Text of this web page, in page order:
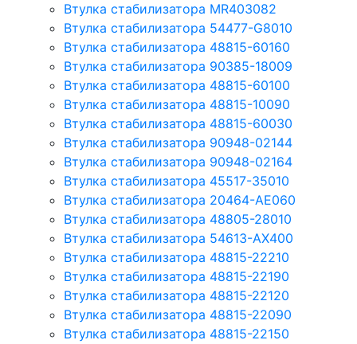
Втулка стабилизатора MR403082
Втулка стабилизатора 54477-G8010
Втулка стабилизатора 48815-60160
Втулка стабилизатора 90385-18009
Втулка стабилизатора 48815-60100
Втулка стабилизатора 48815-10090
Втулка стабилизатора 48815-60030
Втулка стабилизатора 90948-02144
Втулка стабилизатора 90948-02164
Втулка стабилизатора 45517-35010
Втулка стабилизатора 20464-AE060
Втулка стабилизатора 48805-28010
Втулка стабилизатора 54613-AX400
Втулка стабилизатора 48815-22210
Втулка стабилизатора 48815-22190
Втулка стабилизатора 48815-22120
Втулка стабилизатора 48815-22090
Втулка стабилизатора 48815-22150